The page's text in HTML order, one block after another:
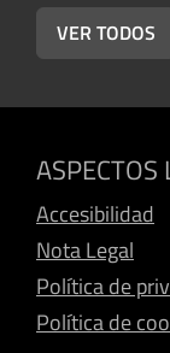
VER TODOS
ASPECTOS
Accesibilidad
Nota Legal
Política de
Política de